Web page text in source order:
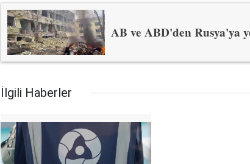
AB ve ABD'den Rusya'ya
İlgili Haberler